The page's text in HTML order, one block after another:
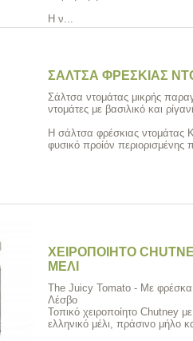
Η ν...
ΣΑΛΤΣΑ ΦΡΕΣΚΙΑΣ
Σάλτσα ντομάτας μικρής
ντομάτες με βασιλικό και
Η σάλτσα φρέσκιας ντομάτας
φυσικό προίόν περιορισμένης
ΧΕΙΡΟΠΟΙΗΤΟ
ΜΕΛΙ
The Juicy Tomato - Με φρέσκα
Λέσβο
Τοπικό χειροποίητο Chutney
ελληνικό μέλι, πράσινο μήλο